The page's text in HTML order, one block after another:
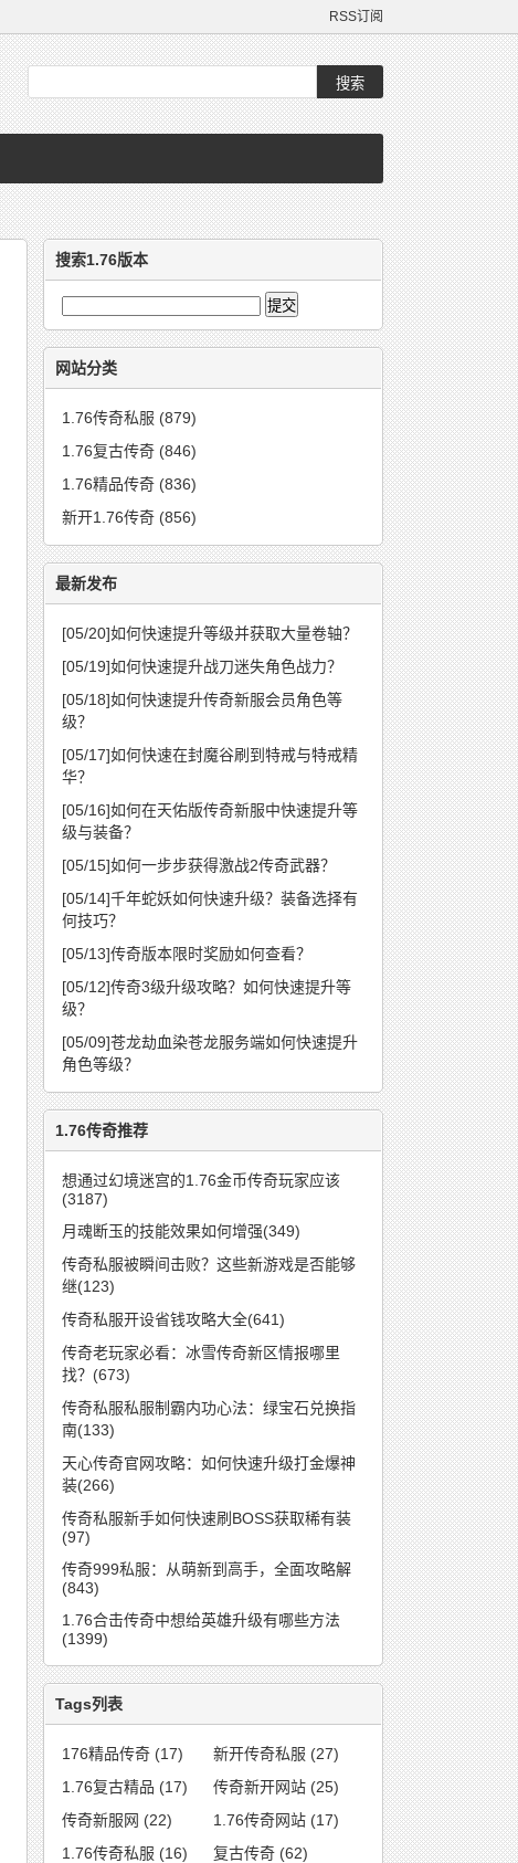
RSS订阅
搜索1.76版本
网站分类
1.76传奇私服 (879)
1.76复古传奇 (846)
1.76精品传奇 (836)
新开1.76传奇 (856)
最新发布
[05/20]如何快速提升等级并获取大量卷轴？
[05/19]如何快速提升战刀迷失角色战力？
[05/18]如何快速提升传奇新服会员角色等
级？
[05/17]如何快速在封魔谷刷到特戒与特戒精
华？
[05/16]如何在天佑版传奇新服中快速提升等
级与装备？
[05/15]如何一步步获得激战2传奇武器？
[05/14]千年蛇妖如何快速升级？装备选择有
何技巧？
[05/13]传奇版本限时奖励如何查看？
[05/12]传奇3级升级攻略？如何快速提升等
级？
[05/09]苍龙劫血染苍龙服务端如何快速提升
角色等级？
1.76传奇推荐
想通过幻境迷宫的1.76金币传奇玩家应该
(3187)
月魂断玉的技能效果如何增强(349)
传奇私服被瞬间击败？这些新游戏是否能够
继(123)
传奇私服开设省钱攻略大全(641)
传奇老玩家必看：冰雪传奇新区情报哪里
找？(673)
传奇私服私服制霸内功心法：绿宝石兑换指
南(133)
天心传奇官网攻略：如何快速升级打金爆神
装(266)
传奇私服新手如何快速刷BOSS获取稀有装
(97)
传奇999私服：从萌新到高手，全面攻略解
(843)
1.76合击传奇中想给英雄升级有哪些方法
(1399)
Tags列表
176精品传奇 (17) 新开传奇私服 (27)
1.76复古精品 (17) 传奇新开网站 (25)
传奇新服网 (22) 1.76传奇网站 (17)
1.76传奇私服 (16) 复古传奇 (62)